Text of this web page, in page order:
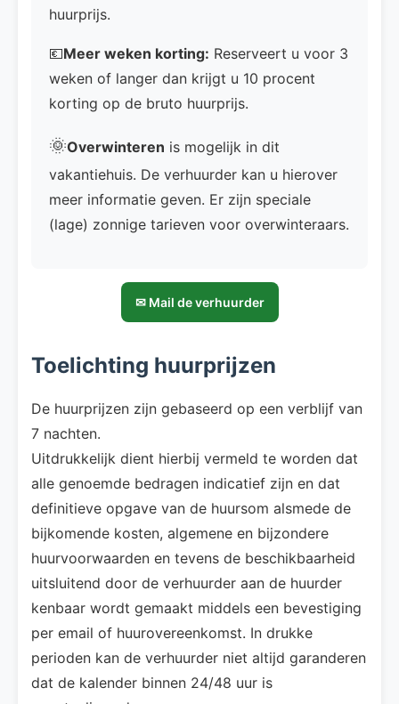
huurprijs.
💶Meer weken korting: Reserveert u voor 3
weken of langer dan krijgt u 10 procent
korting op de bruto huurprijs.
🌞Overwinteren is mogelijk in dit
vakantiehuis. De verhuurder kan u hierover
meer informatie geven. Er zijn speciale
(lage) zonnige tarieven voor overwinteraars.
✉ Mail de verhuurder
Toelichting huurprijzen
De huurprijzen zijn gebaseerd op een verblijf van
7 nachten.
Uitdrukkelijk dient hierbij vermeld te worden dat
alle genoemde bedragen indicatief zijn en dat
definitieve opgave van de huursom alsmede de
bijkomende kosten, algemene en bijzondere
huurvoorwaarden en tevens de beschikbaarheid
uitsluitend door de verhuurder aan de huurder
kenbaar wordt gemaakt middels een bevestiging
per email of huurovereenkomst. In drukke
perioden kan de verhuurder niet altijd garanderen
dat de kalender binnen 24/48 uur is